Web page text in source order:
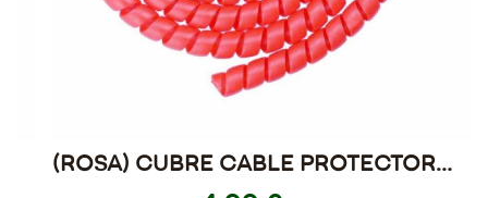
(ROSA) CUBRE CABLE PROTECTOR
XIAOMI M365/S1/ESSENTIAL/PRO 2